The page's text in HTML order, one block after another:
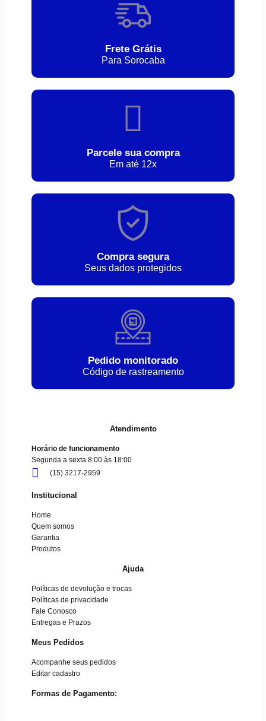
Frete Grátis
Para Sorocaba
Parcele sua compra
Em até 12x
Compra segura
Seus dados protegidos
Pedido monitorado
Código de rastreamento
Atendimento
Horário de funcionamento
Segunda a sexta 8:00 às 18:00
(15) 3217-2959
Institucional
Home
Quem somos
Garantia
Produtos
Ajuda
Políticas de devolução e trocas
Políticas de privacidade
Fale Conosco
Entregas e Prazos
Meus Pedidos
Acompanhe seus pedidos
Editar cadastro
Formas de Pagamento: